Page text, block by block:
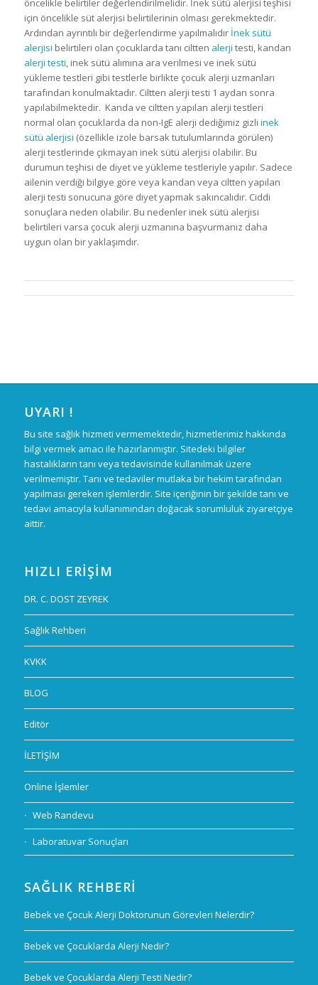
öncelikle belirtiler değerlendirilmelidir. İnek sütü alerjisi teşhisi
için öncelikle süt alerjisi belirtilerinin olması gerekmektedir.
Ardından ayrıntılı bir değerlendirme yapılmalıdır İnek sütü
alerjisi belirtileri olan çocuklarda tanı ciltten alerji testi, kandan
alerji testi, inek sütü alımına ara verilmesi ve inek sütü
yükleme testleri gibi testlerle birlikte çocuk alerji uzmanları
tarafından konulmaktadır. Ciltten alerji testi 1 aydan sonra
yapılabilmektedir. Kanda ve ciltten yapılan alerji testleri
normal olan çocuklarda da non-IgE alerji dediğimiz gizli inek
sütü alerjisi (özellikle izole barsak tutulumlarında görülen)
alerji testlerinde çıkmayan inek sütü alerjisi olabilir. Bu
durumun teşhisi de diyet ve yükleme testleriyle yapılır. Sadece
ailenin verdiği bilgiye göre veya kandan veya ciltten yapılan
alerji testi sonucuna göre diyet yapmak sakıncalıdır. Ciddi
sonuçlara neden olabilir. Bu nedenler inek sütü alerjisi
belirtileri varsa çocuk alerji uzmanına başvurmanız daha
uygun olan bir yaklaşımdır.
UYARI !
Bu site sağlık hizmeti vermemektedir, hizmetlerimiz hakkında
bilgi vermek amacı ile hazırlanmıştır. Sitedeki bilgiler
hastalıkların tanı veya tedavisinde kullanılmak üzere
verilmemiştir. Tanı ve tedaviler mutlaka bir hekim tarafından
yapılması gereken işlemlerdir. Site içeriğinin bir şekilde tanı ve
tedavi amacıyla kullanımından doğacak sorumluluk ziyaretçiye
aittir.
HIZLI ERIŞIM
DR. C. DOST ZEYREK
Sağlık Rehberi
KVKK
BLOG
Editör
İLETİŞİM
Online İşlemler
Web Randevu
Laboratuvar Sonuçları
SAĞLIK REHBERI
Bebek ve Çocuk Alerji Doktorunun Görevleri Nelerdir?
Bebek ve Çocuklarda Alerji Nedir?
Bebek ve Çocuklarda Alerji Testi Nedir?